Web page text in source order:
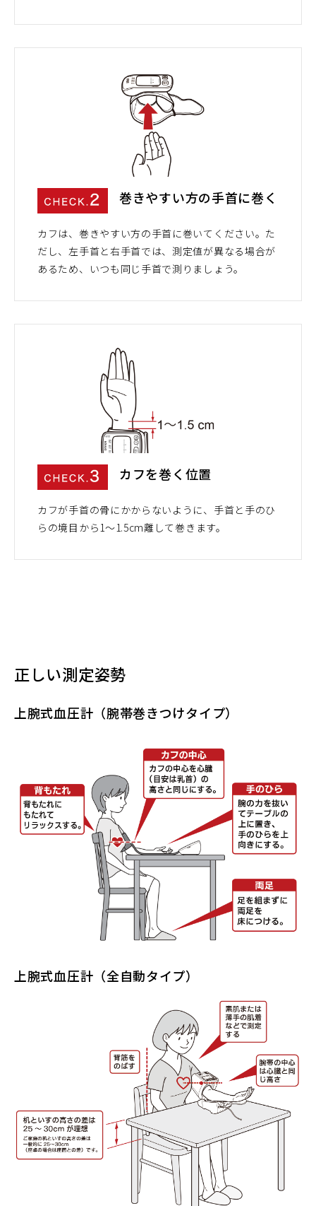
巻きやすい方の手首に巻く
カフは、巻きやすい方の手首に巻いてください。た
だし、左手首と右手首では、測定値が異なる場合が
あるため、いつも同じ手首で測りましょう。
カフを巻く位置
カフが手首の骨にかからないように、手首と手のひ
らの境目から1～1.5cm離して巻きます。
正しい測定姿勢
上腕式血圧計（腕帯巻きつけタイプ）
上腕式血圧計（全自動タイプ）